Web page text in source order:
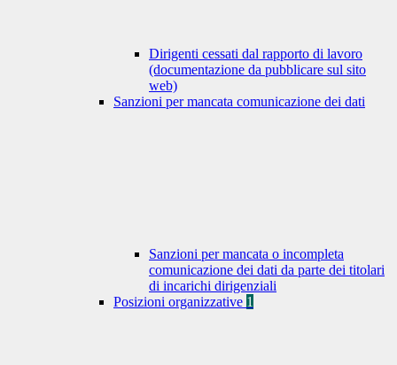
Dirigenti cessati dal rapporto di lavoro
(documentazione da pubblicare sul sito
web)
Sanzioni per mancata comunicazione dei dati
Sanzioni per mancata o incompleta
comunicazione dei dati da parte dei titolari
di incarichi dirigenziali
Posizioni organizzative 1